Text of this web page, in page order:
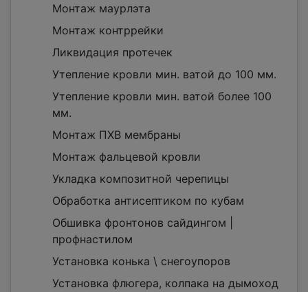
Монтаж маурлэта
Монтаж контррейки
Ликвидация протечек
Утепление кровли мин. ватой до 100 мм.
Утепление кровли мин. ватой более 100
мм.
Монтаж ПХВ мембраны
Монтаж фальцевой кровли
Укладка композитной черепицы
Обработка антисептиком по кубам
Обшивка фронтонов сайдингом |
профнастилом
Установка конька \ снегоупоров
Установка флюгера, колпака на дымоход